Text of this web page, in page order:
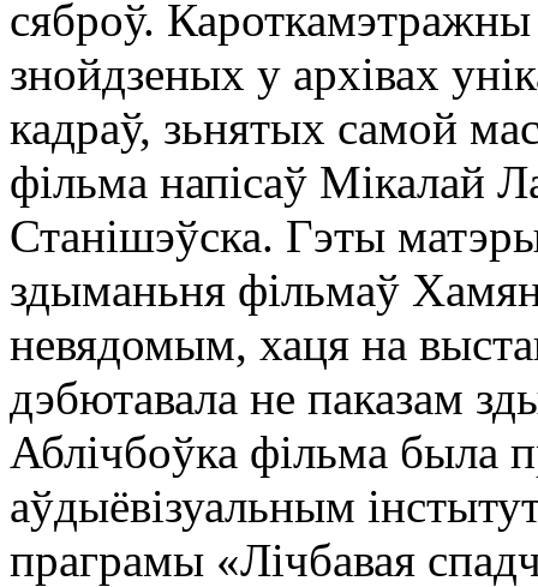
сяброў.
знойдзеных у архівах
кадраў, зьнятых самой
фільма напісаў Мікалай
Станішэўска. Гэты
здыманьня фільмаў
невядомым, хаця на
дэбютавала не паказам
Аблічбоўка фільма была
аўдыёвізуальным
праграмы «Лічбавая